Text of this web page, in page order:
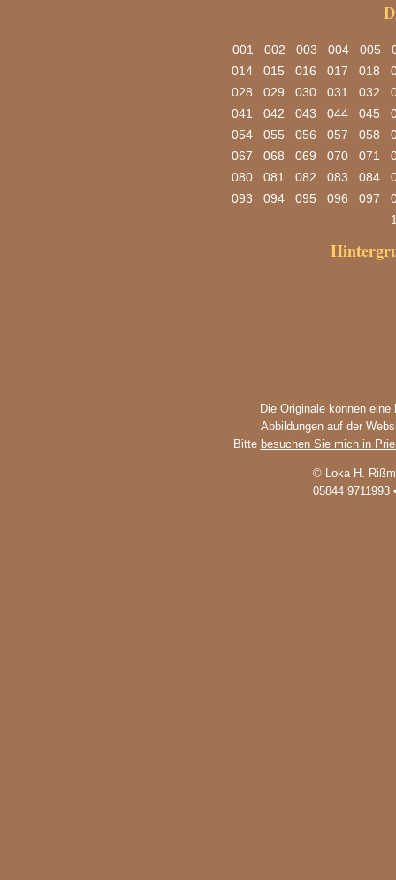
001 002 003 004 005
014
015 016 017 018
028
029 030 031 032
041
042 043 044 045
054
055 056 057 058
067
068 069 070 071
080
081 082 083 084
093
094 095 096 097
Die Originale können
Abbildungen auf der
Bitte besuchen Sie mich in
© Loka H.
05844 9711993